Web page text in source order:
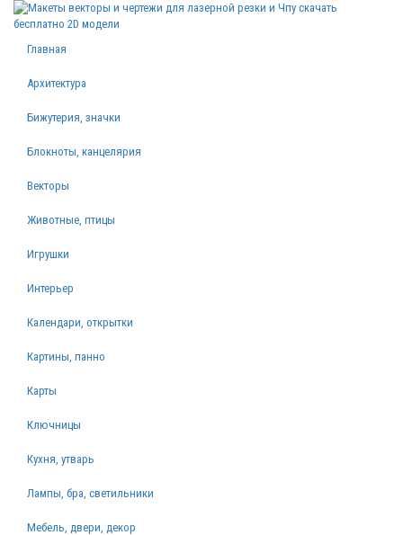
Главная
Архитектура
Бижутерия, значки
Блокноты, канцелярия
Векторы
Животные, птицы
Игрушки
Интерьер
Календари, открытки
Картины, панно
Карты
Ключницы
Кухня, утварь
Лампы, бра, светильники
Мебель, двери, декор